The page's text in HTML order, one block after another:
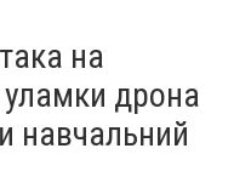
на
дрона
навчальний